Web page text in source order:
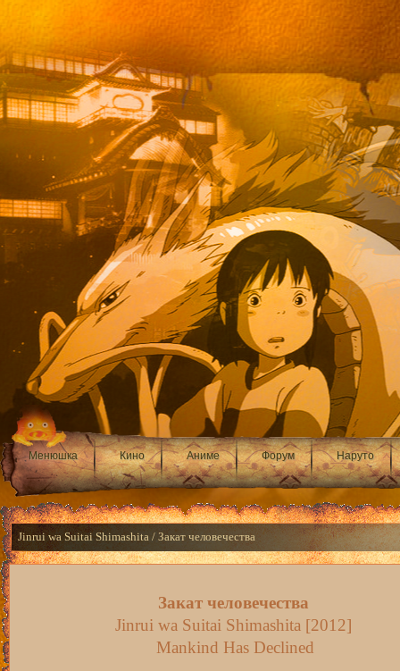
Менюшка Кино Аниме Форум Наруто
Jinrui wa Suitai Shimashita / Закат человечества
Закат человечества
Jinrui wa Suitai Shimashita [2012]
Mankind Has Declined